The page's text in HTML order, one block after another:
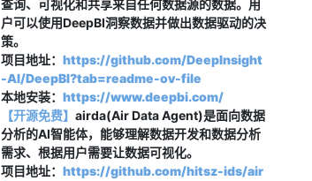
查询、可视化和共享来自任何数据源的数据。用
户可以使用DeepBI洞察数据并做出数据驱动的决
策。
项目地址： https://github.com/DeepInsight
-AI/DeepBI?tab=readme-ov-file
本地安装： https://www.deepbi.com/
【开源免费】 airda(Air Data Agent)是面向数据
分析的AI智能体，能够理解数据开发和数据分析
需求、根据用户需要让数据可视化。
项目地址： https://github.com/hitsz-ids/air